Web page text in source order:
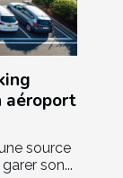
aéroport
source
son...